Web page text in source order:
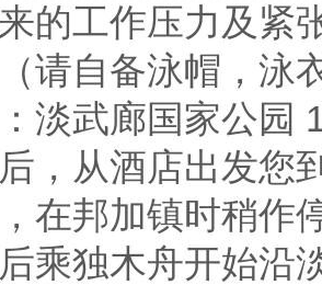
的工作压力及紧
请自备泳帽，泳
淡武廊国家公园
，从酒店出发您
在邦加镇时稍作
乘独木舟开始沿